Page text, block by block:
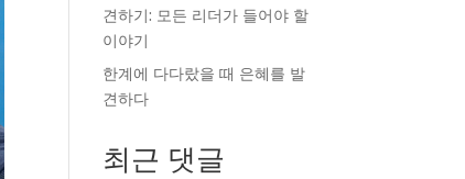
견하기: 모든 리더가 들어야 할
이야기
한계에 다다랐을 때 은혜를 발
견하다
최근 댓글